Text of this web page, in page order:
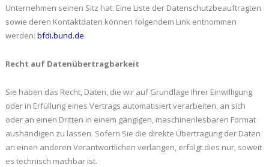
Unternehmen seinen Sitz hat. Eine Liste der Datenschutzbeauftragten
sowie deren Kontaktdaten können folgendem Link entnommen
werden: bfdi.bund.de.
Recht auf Datenübertragbarkeit
Sie haben das Recht, Daten, die wir auf Grundlage Ihrer Einwilligung
oder in Erfüllung eines Vertrags automatisiert verarbeiten, an sich
oder an einen Dritten in einem gängigen, maschinenlesbaren Format
aushändigen zu lassen. Sofern Sie die direkte Übertragung der Daten
an einen anderen Verantwortlichen verlangen, erfolgt dies nur, soweit
es technisch machbar ist.